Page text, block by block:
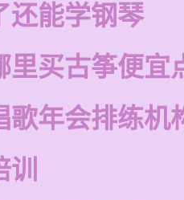
还能学钢琴
里买古筝便宜
歌年会排练机